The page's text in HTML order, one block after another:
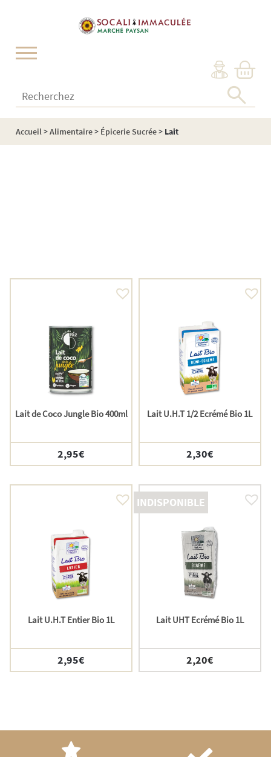
Recherchez :
Accueil>Alimentaire> Épicerie Sucrée> Lait
Lait de Coco Jungle Bio 400ml
2,95€
Lait U.H.T 1/2 Ecrémé Bio 1L
2,30€
Lait U.H.T Entier Bio 1L
2,95€
INDISPONIBLE
Lait UHT Ecrémé Bio 1L
2,20€